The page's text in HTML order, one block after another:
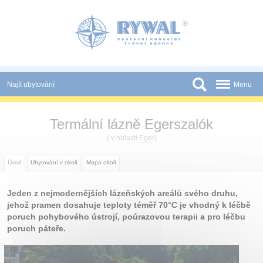
Najít ubytování
Státy
Slevy a Last Minute
Partneři
Tištěné katalogy
Menu
Termální lázně Egerszalók
( v oblasti Eger)
Úvod Ubytování v okolí Mapa okolí
Jeden z nejmodernějších lázeňských areálů svého druhu,
jehož pramen dosahuje teploty téměř 70°C je vhodný k léčbě
poruch pohybového ústrojí, poúrazovou terapii a pro léčbu
poruch páteře.